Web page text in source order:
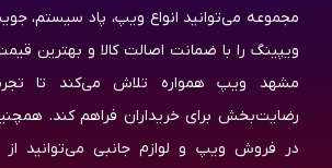
مجموعه می‌توانید انواع ویپ، پاد سیستم،
ویپینگ را با ضمانت اصالت کالا و بهترین
مشهد ویپ همواره تلاش می‌کند تا
رضایت‌بخش برای خریداران فراهم کند.
در فروش ویپ و لوازم جانبی می‌توانید